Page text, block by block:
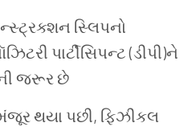
સ્લિપનો
પાર્ટીસિપન્ટ (ડીપી)ને
જરૂર છે
થયા પછી, ફિઝીકલ